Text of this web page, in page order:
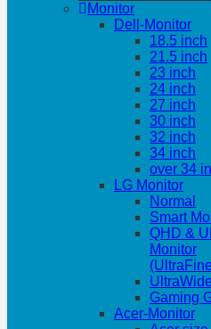
Monitor
Dell-Monitor
18.5 inch
21.5 inch
23 inch
24 inch
27 inch
30 inch
32 inch
34 inch
over 34
LG Monitor
Normal
Smart
QHD &
Monitor
Gaming
Acer-Monitor